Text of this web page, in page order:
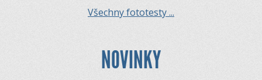
Všechny fototesty ...
NOVINKY